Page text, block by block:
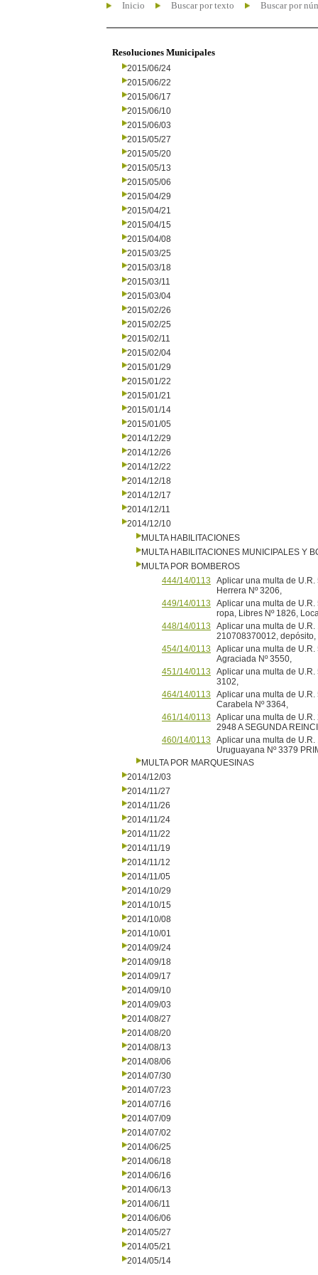
Inicio Buscar por texto Buscar por
Resoluciones Municipales
2015/06/24
2015/06/22
2015/06/17
2015/06/10
2015/06/03
2015/05/27
2015/05/20
2015/05/13
2015/05/06
2015/04/29
2015/04/21
2015/04/15
2015/04/08
2015/03/25
2015/03/18
2015/03/11
2015/03/04
2015/02/26
2015/02/25
2015/02/11
2015/02/04
2015/01/29
2015/01/22
2015/01/21
2015/01/14
2015/01/05
2014/12/29
2014/12/26
2014/12/22
2014/12/18
2014/12/17
2014/12/11
2014/12/10
MULTA HABILITACIONES
MULTA HABILITACIONES MUNICIPALES Y
MULTA POR BOMBEROS
444/14/0113
Aplicar una multa de U.R.
Herrera Nº 3206,
449/14/0113
Aplicar una multa de
ropa, Libres Nº 1826,
448/14/0113
Aplicar una multa de U.R.
210708370012, depósito,
454/14/0113
Aplicar una multa de U.R.
Agraciada Nº 3550,
451/14/0113
Aplicar una multa de U.R.
3102,
464/14/0113
Aplicar una multa de
Carabela Nº 3364,
461/14/0113
Aplicar una multa de U.R.
2948 A SEGUNDA
460/14/0113
Aplicar una multa de U.R.
Uruguayana Nº 3379
MULTA POR MARQUESINAS
2014/12/03
2014/11/27
2014/11/26
2014/11/24
2014/11/22
2014/11/19
2014/11/12
2014/11/05
2014/10/29
2014/10/15
2014/10/08
2014/10/01
2014/09/24
2014/09/18
2014/09/17
2014/09/10
2014/09/03
2014/08/27
2014/08/20
2014/08/13
2014/08/06
2014/07/30
2014/07/23
2014/07/16
2014/07/09
2014/07/02
2014/06/25
2014/06/18
2014/06/16
2014/06/13
2014/06/11
2014/06/06
2014/05/27
2014/05/21
2014/05/14